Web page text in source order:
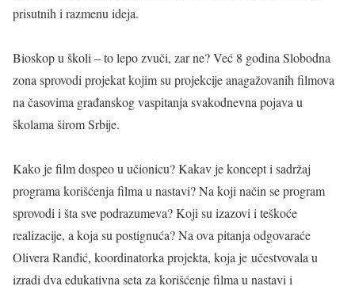
prisutnih i razmenu ideja.
Bioskop u školi – to lepo zvuči, zar ne? Već 8 godina Slobodna
zona sprovodi projekat kojim su projekcije anagažovanih filmova
na časovima građanskog vaspitanja svakodnevna pojava u
školama širom Srbije.
Kako je film dospeo u učionicu? Kakav je koncept i sadržaj
programa korišćenja filma u nastavi? Na koji način se program
sprovodi i šta sve podrazumeva? Koji su izazovi i teškoće
realizacije, a koja su postignuća? Na ova pitanja odgovaraće
Olivera Ranđić, koordinatorka projekta, koja je učestvovala u
izradi dva edukativna seta za korišćenje filma u nastavi i